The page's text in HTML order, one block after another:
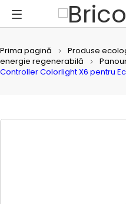
Prima pagină Produse
energie regenerabilă
Controller Colorlight X6 pentru